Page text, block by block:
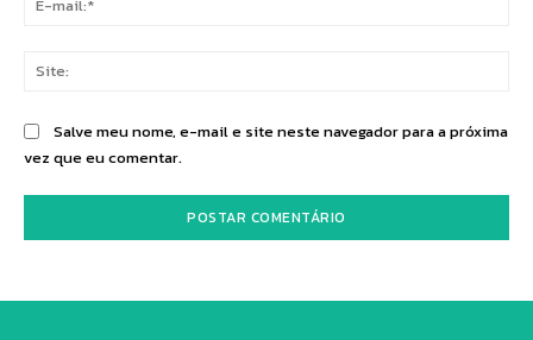
Salve meu nome, e-mail e site neste navegador para a próxima
vez que eu comentar.